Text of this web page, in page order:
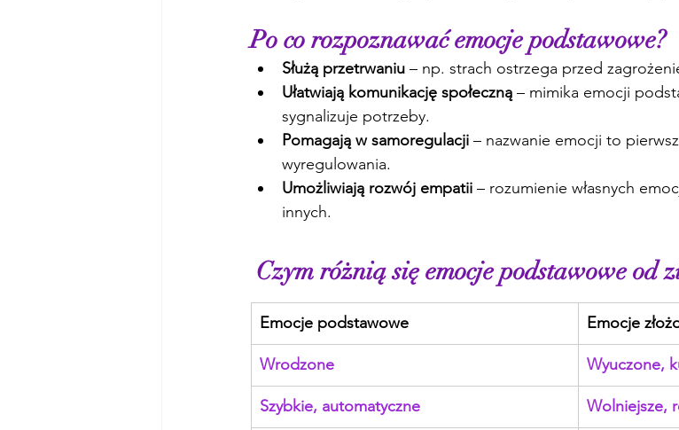
Po co rozpoznawać emocje podstawowe?
Służą przetrwaniu – np. strach ostrzega przed
Ułatwiają komunikację społeczną – mimika emocji
sygnalizuje potrzeby.
Pomagają w samoregulacji – nazwanie emocji to
wyregulowania.
Umożliwiają rozwój empatii – rozumienie własnych
innych.
Czym różnią się emocje podstawowe od
Emocje podstawowe Emocje
Wrodzone Wyuczone,
Szybkie, automatyczne Wolniejsze,